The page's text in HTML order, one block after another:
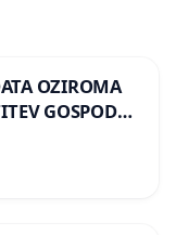
OZIROMA
GOSPODA